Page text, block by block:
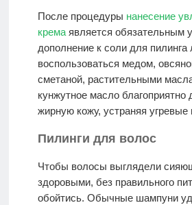
После процедуры нанесение
кремаявляется обязательным
дополнение к соли для
воспользоваться медом,
сметаной, растительными
кунжутное масло благоприятно
жирную кожу, устраняя угревые
Пилинги для волос
Чтобы волосы выглядели
здоровыми, без правильного
обойтись. Обычные шампуни